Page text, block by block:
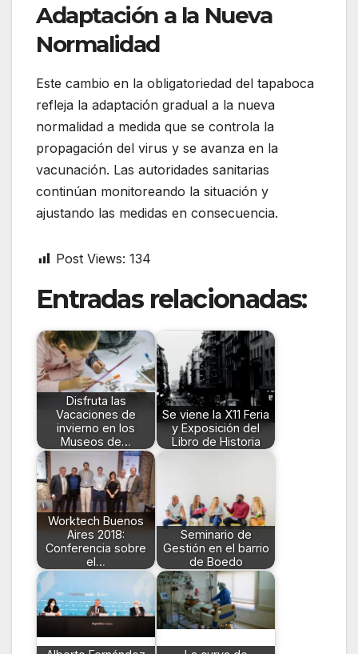
Adaptación a la Nueva
Normalidad
Este cambio en la obligatoriedad del tapaboca
refleja la adaptación gradual a la nueva
normalidad a medida que se controla la
propagación del virus y se avanza en la
vacunación. Las autoridades sanitarias
continúan monitoreando la situación y
ajustando las medidas en consecuencia.
Post Views: 134
Entradas relacionadas:
Disfruta las
Vacaciones de
invierno en los
Museos de…
Se viene la X11 Feria
y Exposición del
Libro de Historia
Worktech Buenos
Aires 2018:
Conferencia sobre
el…
Seminario de
Gestión en el barrio
de Boedo